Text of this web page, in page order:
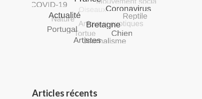
Articles récents